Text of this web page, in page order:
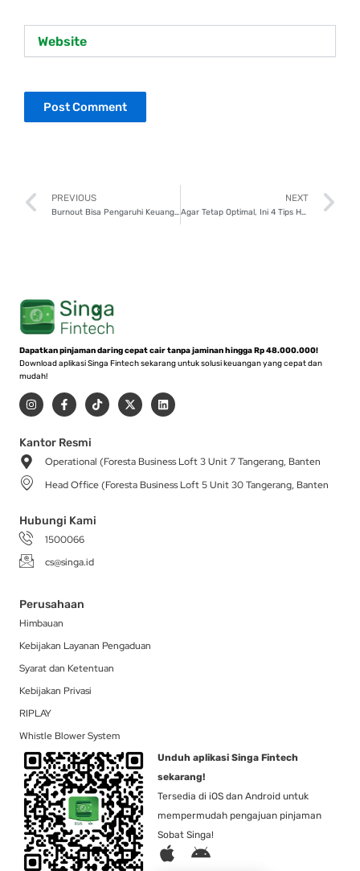
Prev
PREVIOUS
Burnout Bisa Pengaruhi Keuangan? Ini 5 Dampaknya!
NEXT
Agar Tetap Optimal, Ini 4 Tips Hemat Merawat Performa Mobil
Dapatkan pinjaman daring cepat cair tanpa jaminan hingga Rp 48.000.000!
Download aplikasi Singa Fintech sekarang untuk solusi keuangan yang cepat dan
mudah!
I
n
s
a
g
r
a
m
F
a
c
b
o
-
T
i
k
X
-
t
t
r
L
i
n
i
Kantor Resmi
Operational (Foresta Business Loft 3 Unit 7 Tangerang, Banten
Head Office (Foresta Business Loft 5 Unit 30 Tangerang, Banten
Hubungi Kami
1500066
cs@singa.id
Perusahaan
Himbauan
Kebijakan Layanan Pengaduan
Syarat dan Ketentuan
Kebijakan Privasi
RIPLAY
Whistle Blower System
Unduh aplikasi Singa Fintech
sekarang!
Tersedia di iOS dan Android untuk
mempermudah pengajuan pinjaman
Sobat Singa!
A
A